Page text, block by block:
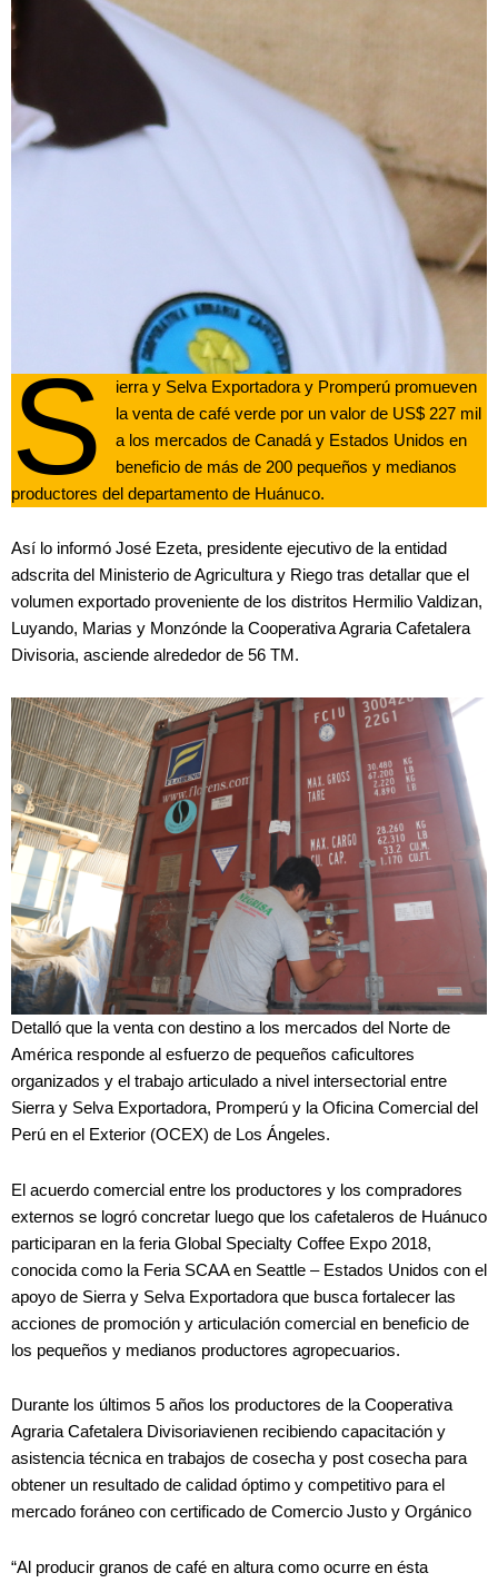
S
ierra y Selva Exportadora y Promperú promueven
la venta de café verde por un valor de US$ 227 mil
a los mercados de Canadá y Estados Unidos en
beneficio de más de 200 pequeños y medianos
productores del departamento de Huánuco.
Así lo informó José Ezeta, presidente ejecutivo de la entidad
adscrita del Ministerio de Agricultura y Riego tras detallar que el
volumen exportado proveniente de los distritos Hermilio Valdizan,
Luyando, Marias y Monzónde la Cooperativa Agraria Cafetalera
Divisoria, asciende alrededor de 56 TM.
Detalló que la venta con destino a los mercados del Norte de
América responde al esfuerzo de pequeños caficultores
organizados y el trabajo articulado a nivel intersectorial entre
Sierra y Selva Exportadora, Promperú y la Oficina Comercial del
Perú en el Exterior (OCEX) de Los Ángeles.
El acuerdo comercial entre los productores y los compradores
externos se logró concretar luego que los cafetaleros de Huánuco
participaran en la feria Global Specialty Coffee Expo 2018,
conocida como la Feria SCAA en Seattle – Estados Unidos con el
apoyo de Sierra y Selva Exportadora que busca fortalecer las
acciones de promoción y articulación comercial en beneficio de
los pequeños y medianos productores agropecuarios.
Durante los últimos 5 años los productores de la Cooperativa
Agraria Cafetalera Divisoriavienen recibiendo capacitación y
asistencia técnica en trabajos de cosecha y post cosecha para
obtener un resultado de calidad óptimo y competitivo para el
mercado foráneo con certificado de Comercio Justo y Orgánico
“Al producir granos de café en altura como ocurre en ésta